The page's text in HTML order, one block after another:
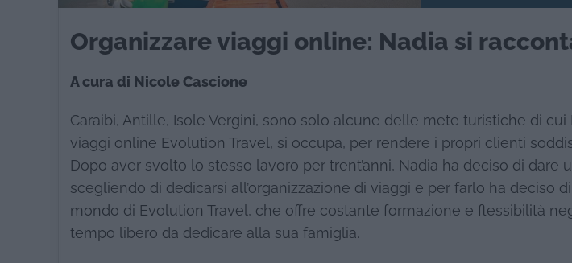
Organizzare viaggi online: Nadia si
A cura di Nicole Cascione
Caraibi, Antille, Isole Vergini, sono solo alcune delle mete turistiche di
viaggi online Evolution Travel, si occupa, per rendere i propri clienti
Dopo aver svolto lo stesso lavoro per trent’anni, Nadia ha deciso di dare
scegliendo di dedicarsi all’organizzazione di viaggi e per farlo ha deciso
mondo di Evolution Travel, che offre costante formazione e flessibilità
tempo libero da dedicare alla sua famiglia.